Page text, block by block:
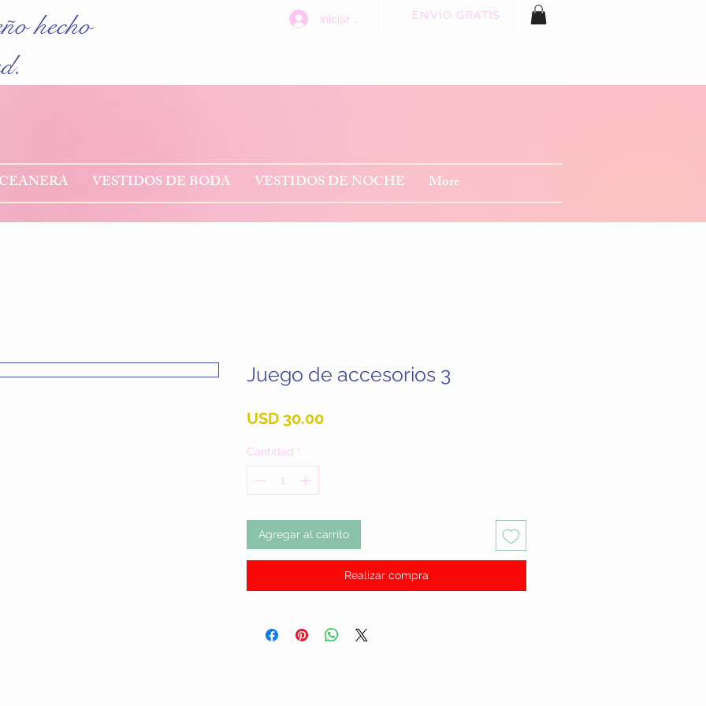
hecho
Iniciar sesión ENVÍO GRATIS
VESTIDOS DE BODA VESTIDOS DE NOCHE More
Juego de accesorios 3
USD 30.00Precio
Cantidad *
Agregar al carrito
Realizar compra